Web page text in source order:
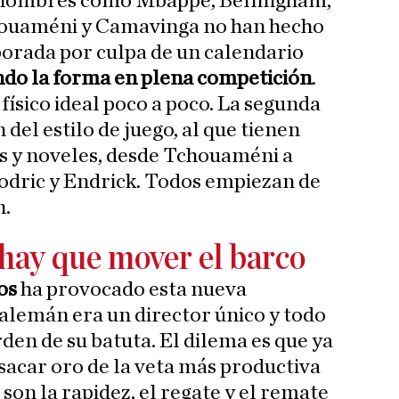
y Camavinga no han hecho
por culpa de un calendario
la forma en plena competición.
ideal poco a poco. La segunda
del estilo de juego, al que tienen
noveles, desde Tchouaméni a
y Endrick. Todos empiezan de
que mover el barco
ha provocado esta nueva
era un director único y todo
de su batuta. El dilema es que ya
oro de la veta más productiva
la rapidez, el regate y el remate